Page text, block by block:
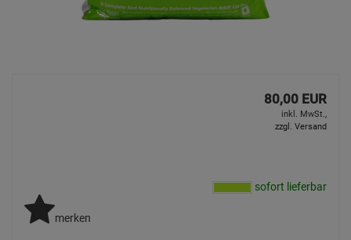
80,00 EUR
inkl. MwSt.,
zzgl. Versand
sofort lieferbar
merken